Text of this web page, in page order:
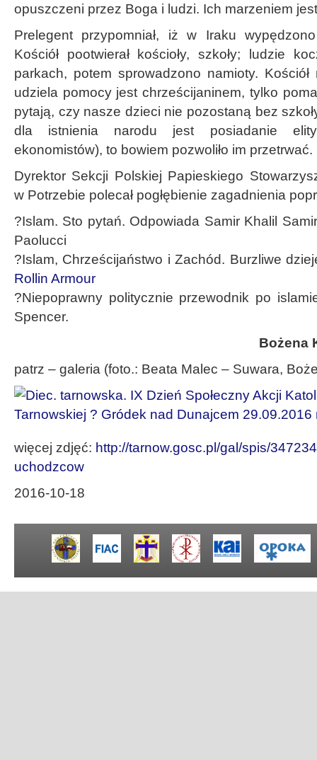
opuszczeni przez Boga i ludzi. Ich marzeniem
Prelegent przypomniał, iż w Iraku
Kościół pootwierał kościoły, szkoły; ludzie
parkach, potem sprowadzono namioty.
udziela pomocy jest chrześcijaninem, tylko
pytają, czy nasze dzieci nie pozostaną bez
dla istnienia narodu jest posiadanie elity
ekonomistów), to bowiem pozwoliło im przetrwać.
Dyrektor Sekcji Polskiej Papieskiego
w Potrzebie polecał pogłębienie zagadnienia
?Islam. Sto pytań. Odpowiada Samir Khalil
Paolucci
?Islam, Chrześcijaństwo i Zachód. Burzliwe
Rollin Armour
?Niepoprawny politycznie przewodnik po
Spencer.
Bożena
patrz – galeria (foto.: Beata Malec – Suwara,
więcej zdjęć: http://tarnow.gosc.pl/gal/spis/
uchodzcow
2016-10-18